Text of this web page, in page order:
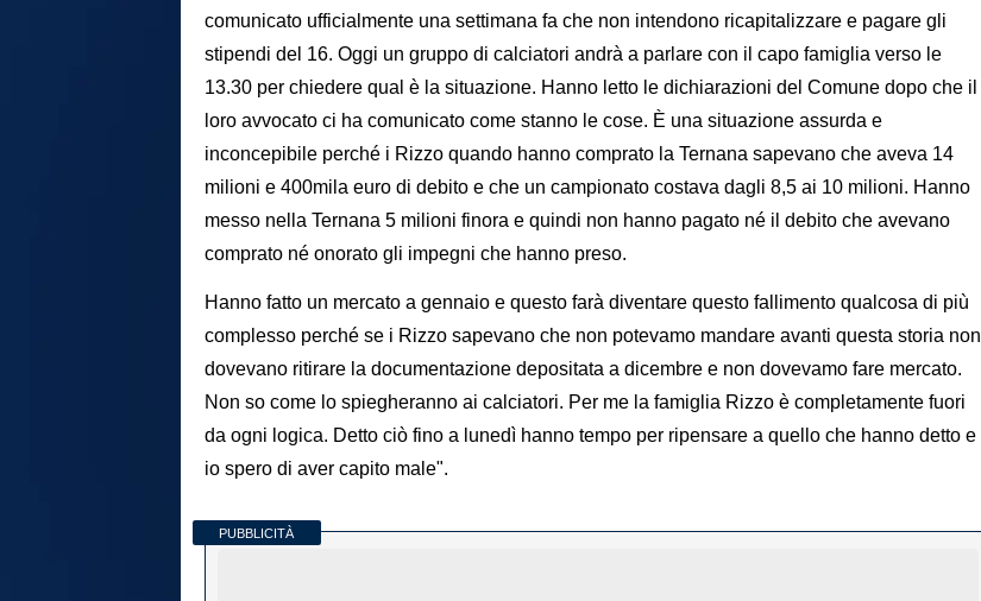
comunicato ufficialmente una settimana fa che non intendono ricapitalizzare e pagare gli
stipendi del 16. Oggi un gruppo di calciatori andrà a parlare con il capo famiglia verso le
13.30 per chiedere qual è la situazione. Hanno letto le dichiarazioni del Comune dopo che il
loro avvocato ci ha comunicato come stanno le cose. È una situazione assurda e
inconcepibile perché i Rizzo quando hanno comprato la Ternana sapevano che aveva 14
milioni e 400mila euro di debito e che un campionato costava dagli 8,5 ai 10 milioni. Hanno
messo nella Ternana 5 milioni finora e quindi non hanno pagato né il debito che avevano
comprato né onorato gli impegni che hanno preso.
Hanno fatto un mercato a gennaio e questo farà diventare questo fallimento qualcosa di più
complesso perché se i Rizzo sapevano che non potevamo mandare avanti questa storia non
dovevano ritirare la documentazione depositata a dicembre e non dovevamo fare mercato.
Non so come lo spiegheranno ai calciatori. Per me la famiglia Rizzo è completamente fuori
da ogni logica. Detto ciò fino a lunedì hanno tempo per ripensare a quello che hanno detto e
io spero di aver capito male".
PUBBLICITÀ